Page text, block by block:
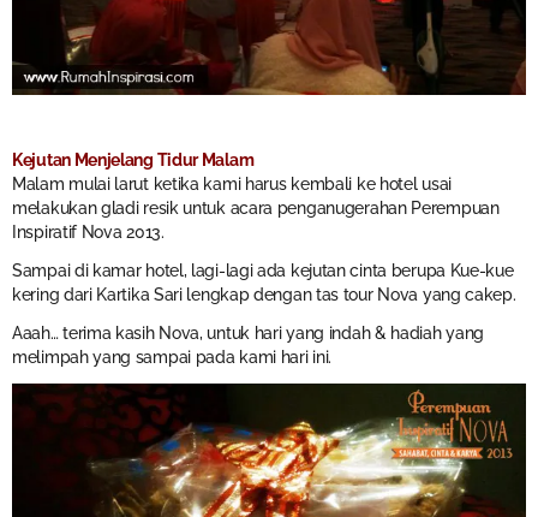
Kejutan Menjelang Tidur Malam
Malam mulai larut ketika kami harus kembali ke hotel usai
melakukan gladi resik untuk acara penganugerahan Perempuan
Inspiratif Nova 2013.
Sampai di kamar hotel, lagi-lagi ada kejutan cinta berupa Kue-kue
kering dari Kartika Sari lengkap dengan tas tour Nova yang cakep.
Aaah… terima kasih Nova, untuk hari yang indah & hadiah yang
melimpah yang sampai pada kami hari ini.